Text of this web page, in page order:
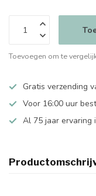
Toevoegen om te
Gratis verzending
Voor 16:00 uur
Al 75 jaar ervaring